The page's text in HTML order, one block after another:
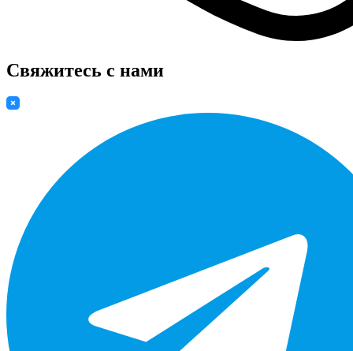
Свяжитесь с нами